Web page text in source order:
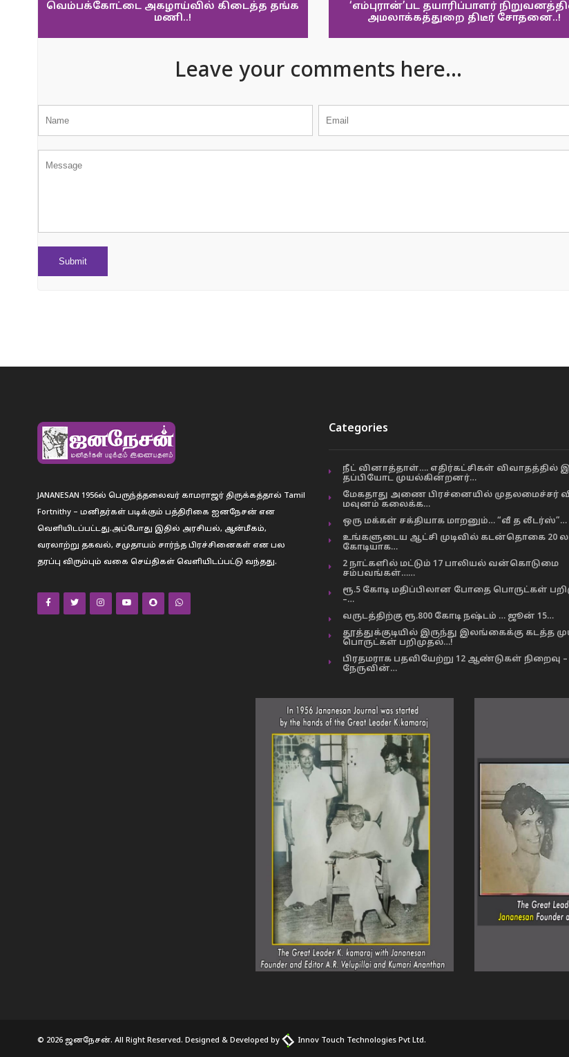
வெம்பக்கோட்டை அகழாய்வில் கிடைத்த தங்க
மணி..!
‘எம்புரான்’பட தயாரிப்பாளர்
அமலாக்கத்துறை திடீர் சோதனை..!
Leave your comments here...
JANANESAN 1956ல் பெருந்த்தலைவர் காமராஜர் திருக்கத்தால் Tamil
Fortnithy – மனிதர்கள் படிக்கும் பத்திரிகை ஐனநேசன் என
வெளியிடப்பட்டது.அப்போது இதில் அரசியல், ஆன்மீகம்,
வரலாற்று தகவல், சமுதாயம் சார்ந்த பிரச்சினைகள் என பல
தரப்பு விரும்பும் வகை செய்திகள் வெளியிடப்பட்டு வந்தது.
Categories
நீட் வினாத்தாள்…. எதிர்கட்சிகள் விவாதத்தில்
தப்பியோட முயல்கின்றனர்…
மேகதாது அணை பிரச்னையில் முதலமைச்சர்
மவுனம் கலைக்க…
ஒரு மக்கள் சக்தியாக மாறனும்… “வீ த லீடர்ஸ்”…
உங்களுடைய ஆட்சி முடிவில் கடன்தொகை 20
கோடியாக…
2 நாட்களில் மட்டும் 17 பாலியல் வன்கொடுமை
சம்பவங்கள்……
ரூ.5 கோடி மதிப்பிலான போதை பொருட்கள்
–…
வருடத்திற்கு ரூ.800 கோடி நஷ்டம் … ஜூன் 15…
தூத்துக்குடியில் இருந்து இலங்கைக்கு கடத்த
பொருட்கள் பறிமுதல்…!
பிரதமராக பதவியேற்று 12 ஆண்டுகள் நிறைவு –
நேருவின்…
© 2026 ஜனநேசன். All Right Reserved. Designed & Developed by Innov Touch Technologies Pvt Ltd.